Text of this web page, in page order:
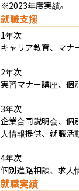
※2023年度実績。
就職支援
1年次
キャリア教育、マナ
2年次
実習マナー講座、個
3年次
企業合同説明会、個
人情報提供、就職活
4年次
個別進路相談、求人
就職実績